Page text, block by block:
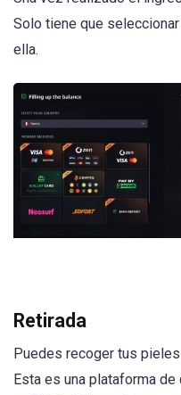
Solo tiene que
ella.
Retirada
Puedes recoger tus
Esta es una plataforma